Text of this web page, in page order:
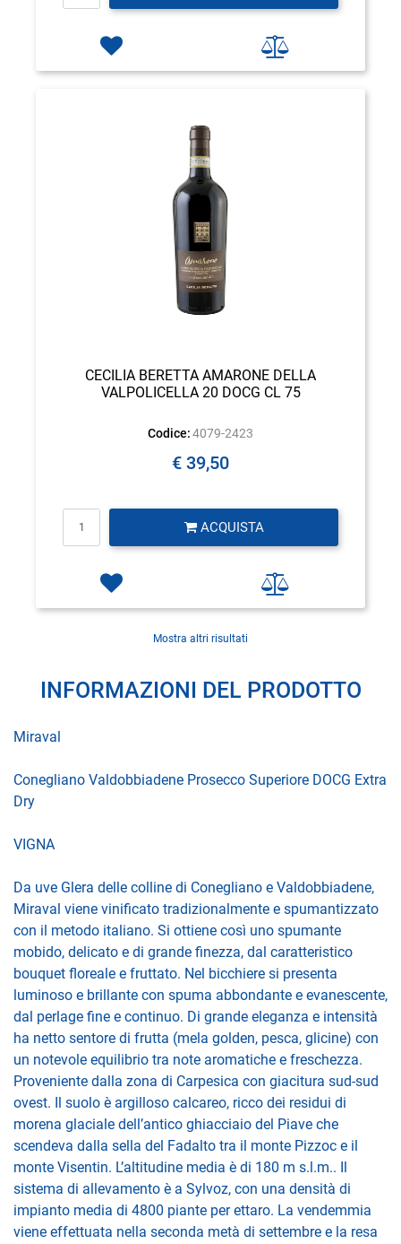
CECILIA BERETTA AMARONE DELLA
VALPOLICELLA 20 DOCG CL 75
Codice: 4079-2423
€ 39,50
ACQUISTA
Mostra altri risultati
INFORMAZIONI DEL PRODOTTO
Miraval
Conegliano Valdobbiadene Prosecco Superiore DOCG Extra
Dry
VIGNA
Da uve Glera delle colline di Conegliano e Valdobbiadene,
Miraval viene vinificato tradizionalmente e spumantizzato
con il metodo italiano. Si ottiene così uno spumante
mobido, delicato e di grande finezza, dal caratteristico
bouquet floreale e fruttato. Nel bicchiere si presenta
luminoso e brillante con spuma abbondante e evanescente,
dal perlage fine e continuo. Di grande eleganza e intensità
ha netto sentore di frutta (mela golden, pesca, glicine) con
un notevole equilibrio tra note aromatiche e freschezza.
Proveniente dalla zona di Carpesica con giacitura sud-sud
ovest. Il suolo è argilloso calcareo, ricco dei residui di
morena glaciale dell’antico ghiacciaio del Piave che
scendeva dalla sella del Fadalto tra il monte Pizzoc e il
monte Visentin. L’altitudine media è di 180 m s.l.m.. Il
sistema di allevamento è a Sylvoz, con una densità di
impianto media di 4800 piante per ettaro. La vendemmia
viene effettuata nella seconda metà di settembre e la resa